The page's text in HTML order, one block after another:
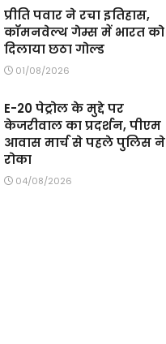
प्रीति पवार ने रचा इतिहास,
कॉमनवेल्थ गेम्स में भारत को
दिलाया छठा गोल्ड
01/08/2026
E-20 पेट्रोल के मुद्दे पर
केजरीवाल का प्रदर्शन, पीएम
आवास मार्च से पहले पुलिस ने
रोका
04/08/2026